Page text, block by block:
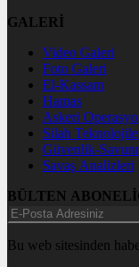
GALERİ
Video Galeri
Foto Galeri
El-Kassam
Hamas
Askeri
Silah
Güvenlik-
Savaş Analizleri
BÜLTEN
Bu web sitesinden